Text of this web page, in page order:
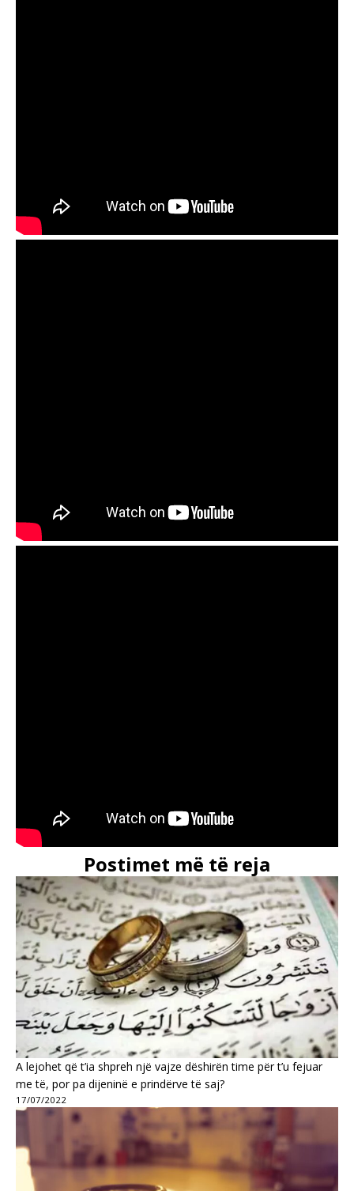
Postimet më të reja
A lejohet që t’ia shpreh një vajze dëshirën time për t’u fejuar
me të, por pa dijeninë e prindërve të saj?
17/07/2022